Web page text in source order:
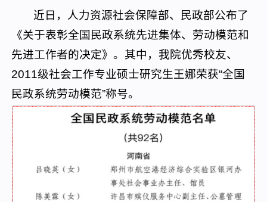
近日，人力资源社会保障部、民政部公布了
《关于表彰全国民政系统先进集体、劳动模范和
先进工作者的决定》。其中，我院优秀校友、
2011级社会工作专业硕士研究生王娜荣获“全国
民政系统劳动模范”称号。